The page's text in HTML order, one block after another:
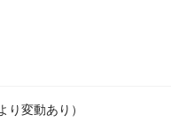
変動あり）